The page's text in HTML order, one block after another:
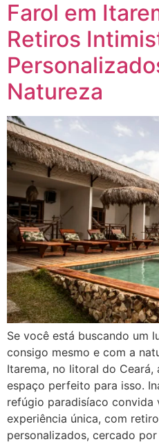
Farol em
Retiros
Natureza
Se você está buscando um
consigo mesmo e com a
Itarema, no litoral do Ceará,
espaço perfeito para isso.
refúgio paradisíaco convida
experiência única, com
personalizados, cercado